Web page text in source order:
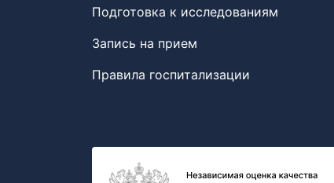
Подготовка к исследованиям
Запись на прием
Правила госпитализации